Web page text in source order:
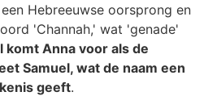
Hebreeuwse oorsprong en
'Channah,' wat 'genade'
komt Anna voor als de
Samuel, wat de naam een
geeft.